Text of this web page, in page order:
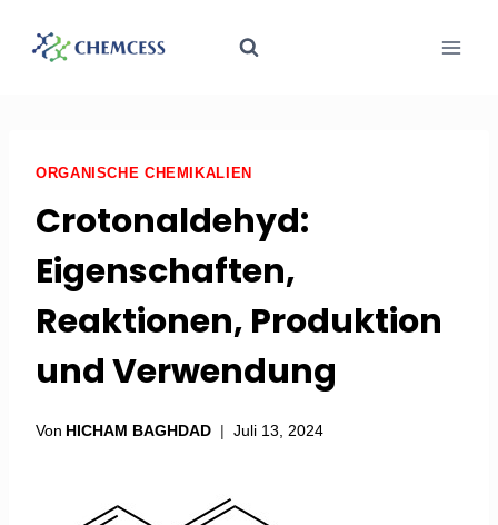
ORGANISCHE CHEMIKALIEN
Crotonaldehyd:
Eigenschaften,
Reaktionen, Produktion
und Verwendung
Von HICHAM BAGHDAD Juli 13, 2024